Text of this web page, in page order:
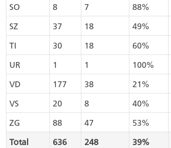
SO
8 7 88%
SZ
37 18 49%
TI
30 18 60%
UR
1 1 100%
VD
177 38 21%
VS
20 8 40%
ZG
88 47 53%
Total
636 248 39%